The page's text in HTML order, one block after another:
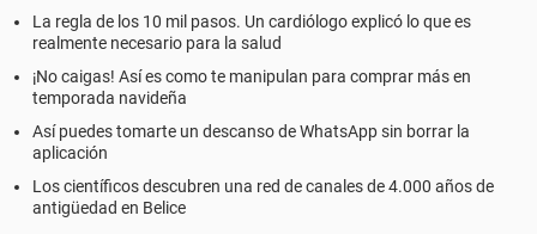
La regla de los 10 mil pasos. Un cardiólogo explicó lo que es
realmente necesario para la salud
¡No caigas! Así es como te manipulan para comprar más en
temporada navideña
Así puedes tomarte un descanso de WhatsApp sin borrar la
aplicación
Los científicos descubren una red de canales de 4.000 años de
antigüedad en Belice